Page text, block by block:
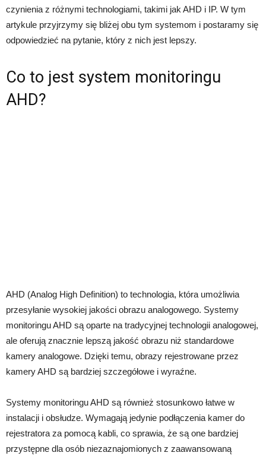
czynienia z różnymi technologiami, takimi jak AHD i IP. W tym
artykule przyjrzymy się bliżej obu tym systemom i postaramy się
odpowiedzieć na pytanie, który z nich jest lepszy.
Co to jest system monitoringu
AHD?
AHD (Analog High Definition) to technologia, która umożliwia
przesyłanie wysokiej jakości obrazu analogowego. Systemy
monitoringu AHD są oparte na tradycyjnej technologii analogowej,
ale oferują znacznie lepszą jakość obrazu niż standardowe
kamery analogowe. Dzięki temu, obrazy rejestrowane przez
kamery AHD są bardziej szczegółowe i wyraźne.
Systemy monitoringu AHD są również stosunkowo łatwe w
instalacji i obsłudze. Wymagają jedynie podłączenia kamer do
rejestratora za pomocą kabli, co sprawia, że są one bardziej
przystępne dla osób niezaznajomionych z zaawansowaną